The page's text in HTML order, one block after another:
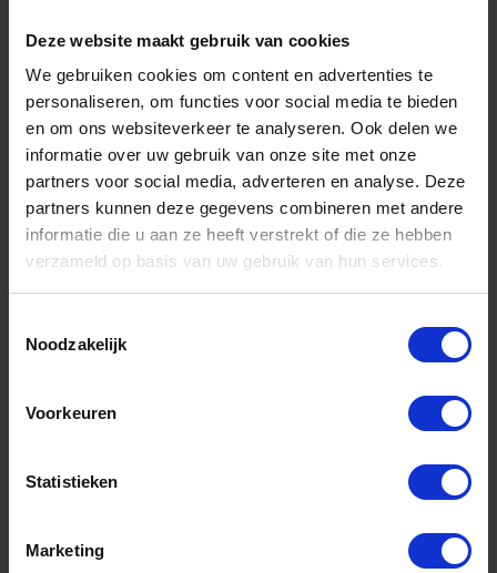
Deze website maakt gebruik van cookies
We gebruiken cookies om content en advertenties te
personaliseren, om functies voor social media te bieden
en om ons websiteverkeer te analyseren. Ook delen we
informatie over uw gebruik van onze site met onze
partners voor social media, adverteren en analyse. Deze
partners kunnen deze gegevens combineren met andere
informatie die u aan ze heeft verstrekt of die ze hebben
verzameld op basis van uw gebruik van hun services.
Noodzakelijk
Voorkeuren
Statistieken
Marketing
€ 27,91 incl. BTW
- +
Stuk
Bestel nu!
BYCON Slagpen M12X250MM voor boorstatief
Niet op voorraad, levertijd 1 tot meerdere werkdagen